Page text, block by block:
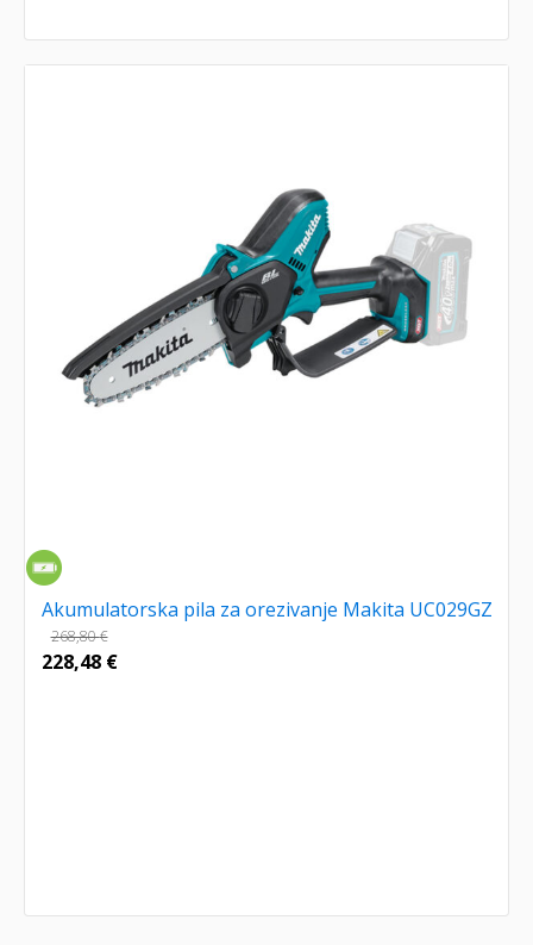
Akumulatorska pila za orezivanje Makita UC029GZ
268,80€
228,48 €